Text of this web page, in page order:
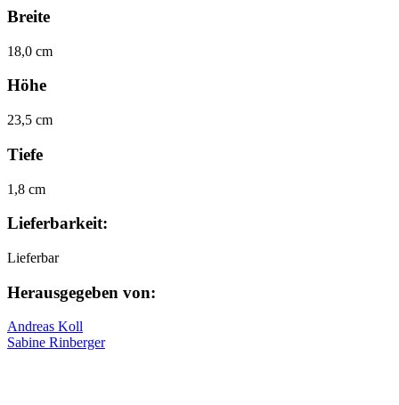
Breite
18,0 cm
Höhe
23,5 cm
Tiefe
1,8 cm
Lieferbarkeit:
Lieferbar
Herausgegeben von:
Andreas Koll
Sabine Rinberger